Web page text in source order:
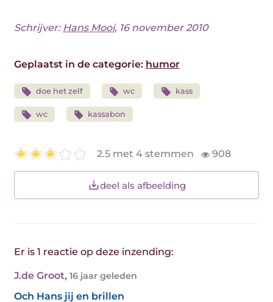
Schrijver: Hans Mooi, 16 november 2010
Geplaatst in de categorie: humor
doe het zelf wc kass
wc kassabon
2.5 met 4 stemmen 908
deel als afbeelding
Er is 1 reactie op deze inzending:
J.de Groot, 16 jaar geleden
Och Hans jij en brillen